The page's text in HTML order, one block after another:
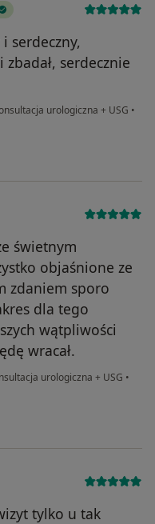
serdeczny,
zbadał, serdecznie
urologiczna + USG •
świetnym
objaśnione ze
zdaniem sporo
dla tego
wątpliwości
wracał.
urologiczna + USG •
tylko u tak